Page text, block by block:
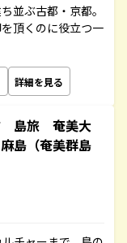
並ぶ古都・京都。
頂くのに役立つ一
詳細を見る
島旅 奄美大
島（奄美群島